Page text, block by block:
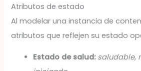
Atributos de estado
Al modelar una instancia de
atributos que reflejen su estado
Estado de salud: saludable,